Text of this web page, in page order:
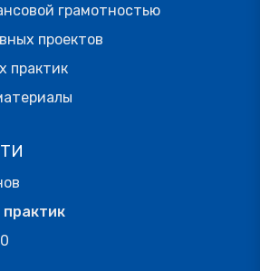
грамотностью
проектов
практик
практик